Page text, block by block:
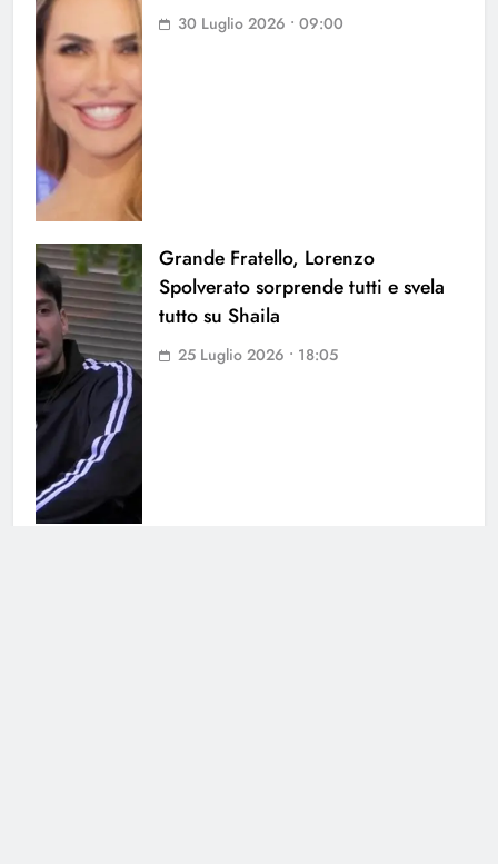
30 Luglio 2026 • 09:00
Grande Fratello, Lorenzo
Spolverato sorprende tutti e svela
tutto su Shaila
25 Luglio 2026 • 18:05